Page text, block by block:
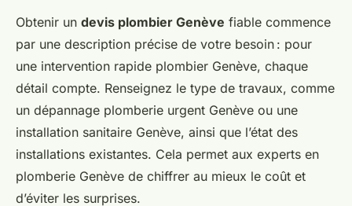
Obtenir un devis plombier Genève fiable commence
par une description précise de votre besoin : pour
une intervention rapide plombier Genève, chaque
détail compte. Renseignez le type de travaux, comme
un dépannage plomberie urgent Genève ou une
installation sanitaire Genève, ainsi que l’état des
installations existantes. Cela permet aux experts en
plomberie Genève de chiffrer au mieux le coût et
d’éviter les surprises.